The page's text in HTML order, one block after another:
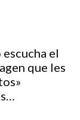
el
que les